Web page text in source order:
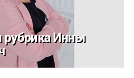
рубрика Инны